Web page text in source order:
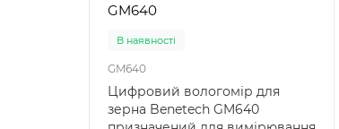
GM640
В наявності
GM640
Цифровий вологомір для
зерна Benetech GM640